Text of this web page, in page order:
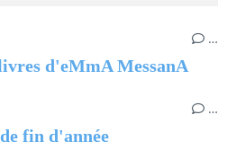
…
d'eMmA MessanA
…
fin d'année